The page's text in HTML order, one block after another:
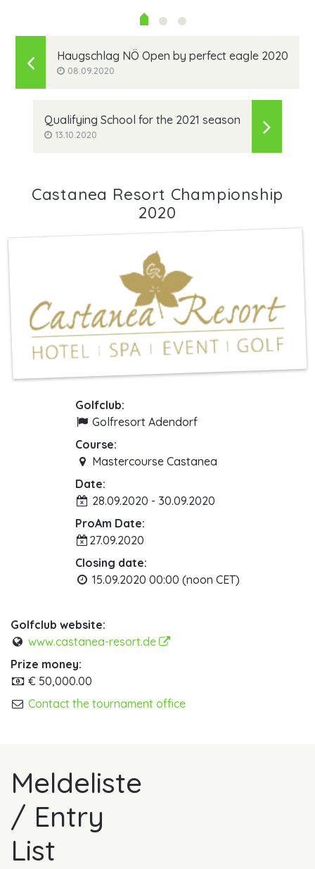
Haugschlag NÖ Open by perfect eagle 2020
08.09.2020
Qualifying School for the 2021 season
13.10.2020
Castanea Resort Championship
2020
Golfclub:
Golfresort Adendorf
Course:
Mastercourse Castanea
Date:
28.09.2020 - 30.09.2020
ProAm Date:
27.09.2020
Closing date:
15.09.2020 00:00 (noon CET)
Golfclub website:
www.castanea-resort.de
Prize money:
€ 50,000.00
Contact the tournament office
Meldeliste
/ Entry
List